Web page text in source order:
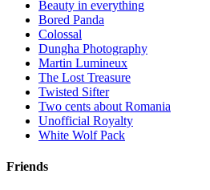
Beauty in everything
Bored Panda
Colossal
Dungha Photography
Martin Lumineux
The Lost Treasure
Twisted Sifter
Two cents about Romania
Unofficial Royalty
White Wolf Pack
Friends